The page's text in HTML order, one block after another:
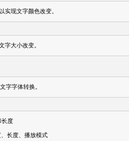
实现文字颜色改变。
字大小改变。
字字体转换。
长度
、长度、播放模式